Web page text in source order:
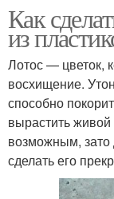
Как
из
Лотос — цветок,
восхищение.
способно
вырастить
возможным, зато
сделать его